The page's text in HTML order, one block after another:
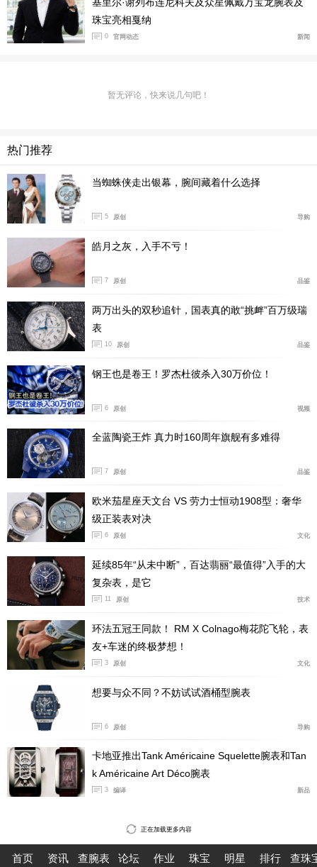
为此，万宝龙以美耐华表厂创立年份为名开设1858系列，
通过引入美耐华腕（怀）表经典设计元素，如阿拉伯数字
时标、蛇形针等向其致敬。
万宝龙1858系列单键计时表渐变绿款（MB M13.21机芯，
限量100枚）
万宝龙1858系列，既有使用通用机芯的“走量款”，又有面
向高端市场的美耐华机芯表款。如搭载MB 13.21机芯的万
宝龙1858系列单键计时表，机芯结构与前文提到的历史款
Cal.13.20一脉相承，保留V形夹板桥、恶魔之尾等细节的
同时，对工艺细节进行了提升。
万宝龙1858系列美耐华世界时腕表
另一款美耐华机芯世界时腕表，集年历、大日历、世界时
上进行了创新，融入多项复杂功能。它由336个零件组
成，振频18000VPH（2.5Hz），可提供约65小时的动力
珠宝亮相戛纳
0 官网动态 新闻
暂无评论，快来说几句吧！
热门推荐
当蜘蛛侠走出银幕，腕间藏着什么选择
5 原创 导购
皓月之灰，入手不亏！
7 原创 品鉴
两万出头的双秒追针，国表真的敢“挑衅”百万级瑞
表
10 原创 品鉴
钢王也是卷王！罗杰杜彼杀入30万价位！
6 原创 视频
全蓝陶瓷王炸 真力时160周年旗舰有多难得
7 原创 品鉴
欧米茄星座天文台 VS 劳力士恒动1908型：奢华
级正装表对决
6 原创 文化
延续85年“从未中断”，百达翡丽“最值得”入手的大
复杂表，是它
11 原创 技术
环法五冠王同款！ RM X Colnago梅花陀飞轮，表
友+车迷的终极梦想！
3 原创 文化
想要与众不同？不妨试试酒桶型腕表
6 原创 导购
卡地亚推出Tank Américaine Squelette腕表和Tan
k Américaine Art Déco腕表
3 编译 新品
正在加载更多内容
首页 资讯 查腕表 论坛 作业 珠宝 明星 排行 查珠